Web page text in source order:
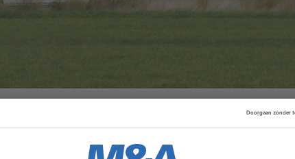
van Italië, Poste Italiane, heeft Nexive in zijn geheel
dat een belang van 20 procent dat PostNL nog
door PostNL al was verkocht aan het Duitse